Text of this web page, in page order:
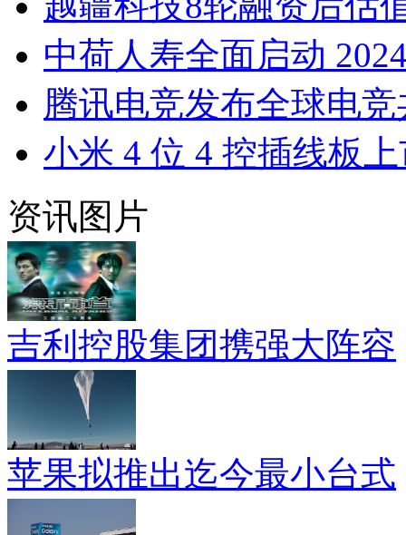
中荷人寿全面启动
腾讯电竞发布全球电
小米 4 位 4 控插线板
资讯图片
吉利控股集团携强大阵容
苹果拟推出迄今最小台式